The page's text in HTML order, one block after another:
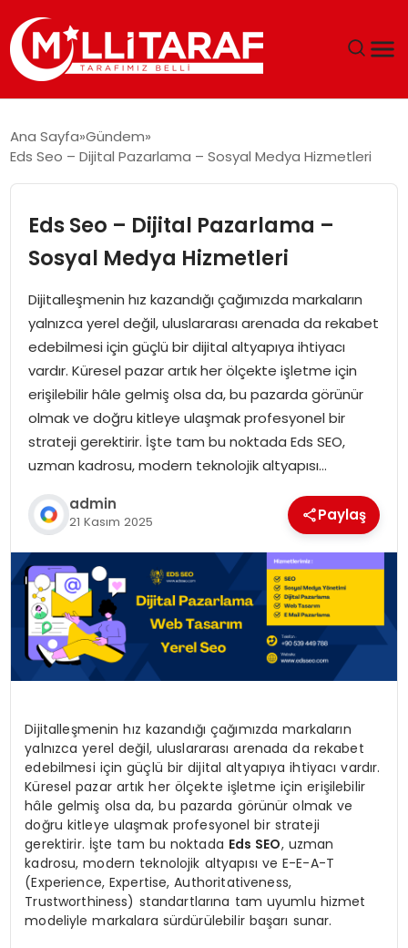
ÖZEL SAYFALAR
TEKNOLOJI
EKONOMI
SPOR
SIYASET
MAGAZIN
Ana Sayfa Gündem
Eds Seo – Dijital Pazarlama – Sosyal Medya Hizmetleri
Eds Seo – Dijital Pazarlama –
Sosyal Medya Hizmetleri
Dijitalleşmenin hız kazandığı çağımızda markaların
yalnızca yerel değil, uluslararası arenada da rekabet
edebilmesi için güçlü bir dijital altyapıya ihtiyacı
vardır. Küresel pazar artık her ölçekte işletme için
erişilebilir hâle gelmiş olsa da, bu pazarda görünür
olmak ve doğru kitleye ulaşmak profesyonel bir
strateji gerektirir. İşte tam bu noktada Eds SEO,
uzman kadrosu, modern teknolojik altyapısı…
admin
21 Kasım 2025 Paylaş
Dijitalleşmenin hız kazandığı çağımızda markaların
yalnızca yerel değil, uluslararası arenada da rekabet
edebilmesi için güçlü bir dijital altyapıya ihtiyacı vardır.
Küresel pazar artık her ölçekte işletme için erişilebilir
hâle gelmiş olsa da, bu pazarda görünür olmak ve
doğru kitleye ulaşmak profesyonel bir strateji
gerektirir. İşte tam bu noktada Eds SEO, uzman
kadrosu, modern teknolojik altyapısı ve E-E-A-T
(Experience, Expertise, Authoritativeness,
Trustworthiness) standartlarına tam uyumlu hizmet
modeliyle markalara sürdürülebilir başarı sunar.